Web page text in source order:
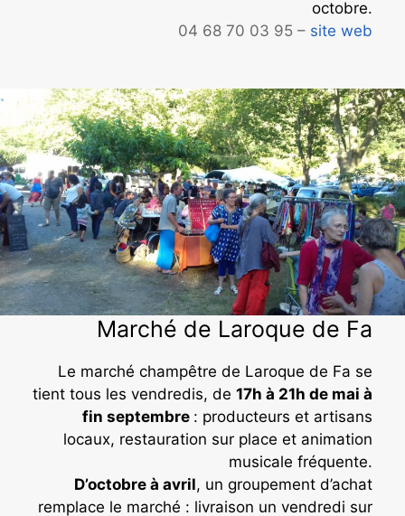
octobre.
04 68 70 03 95 – site web
Marché de Laroque de Fa
Le marché champêtre de Laroque de Fa se
tient tous les vendredis, de17h à 21h de mai à
fin septembre : producteurs et artisans
locaux, restauration sur place et animation
musicale fréquente.
D’octobre à avril, un groupement d’achat
remplace le marché : livraison un vendredi sur